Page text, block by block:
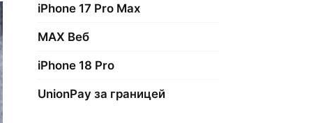
iPhone 17 Pro Max
МАХ Веб
iPhone 18 Pro
UnionPay за границей